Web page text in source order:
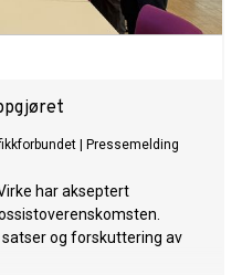
Pressemelding
har akseptert
og forskuttering av